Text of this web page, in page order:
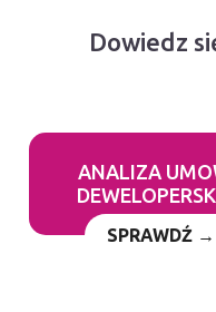
Dowiedz
ANALIZA
SPRAWDŹ →